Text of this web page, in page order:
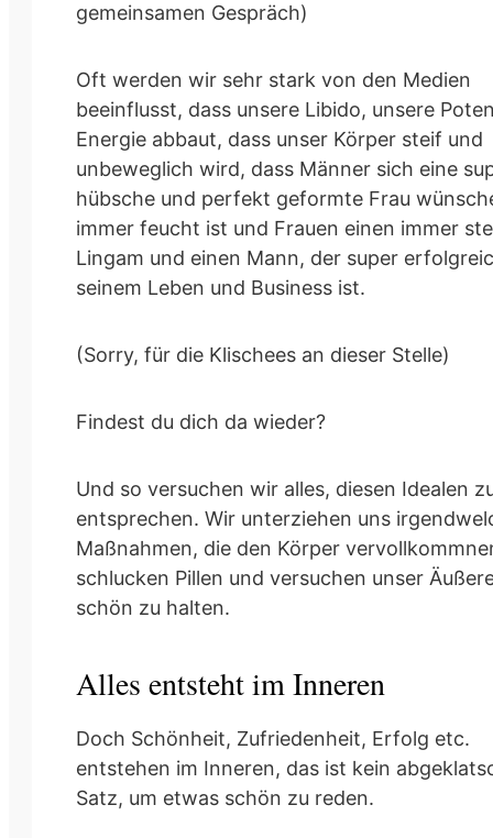
gemeinsamen Gespräch)
Oft werden wir sehr stark von den Medien
beeinflusst, dass unsere Libido, unsere
Energie abbaut, dass unser Körper steif und
unbeweglich wird, dass Männer sich eine
hübsche und perfekt geformte Frau
immer feucht ist und Frauen einen immer
Lingam und einen Mann, der super
seinem Leben und Business ist.
(Sorry, für die Klischees an dieser Stelle)
Findest du dich da wieder?
Und so versuchen wir alles, diesen Idealen
entsprechen. Wir unterziehen uns
Maßnahmen, die den Körper
schlucken Pillen und versuchen unser
schön zu halten.
Alles entsteht im Inneren
Doch Schönheit, Zufriedenheit, Erfolg etc.
entstehen im Inneren, das ist kein
Satz, um etwas schön zu reden.